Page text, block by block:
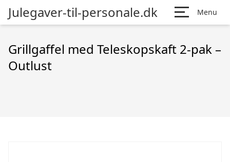
Julegaver-til-personale.dk Menu
Grillgaffel med Teleskopskaft 2-pak –
Outlust